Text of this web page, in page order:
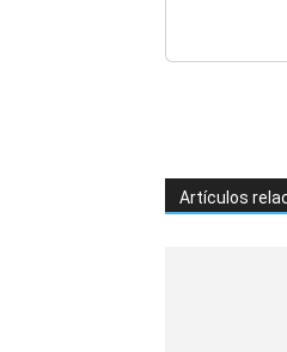
Artículos